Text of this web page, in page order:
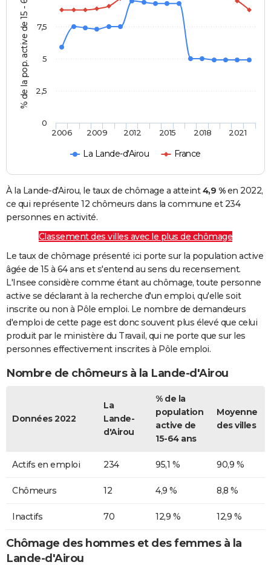
% de la pop. active de 15 - 64 ans
La Lande-d'Airou France
2006 2009 2012 2015 2018 2021
0
2,5
5
7,5
À la Lande-d'Airou, le taux de chômage a atteint4,9 %en 2022,
ce qui représente 12 chômeurs dans la commune et 234
personnes en activité.
Classement des villes avec le plus de chômage
Le taux de chômage présenté ici porte sur la population active
âgée de 15 à 64 ans et s'entend au sens du recensement.
L'Insee considère comme étant au chômage, toute personne
active se déclarant à la recherche d'un emploi, qu'elle soit
inscrite ou non à Pôle emploi. Le nombre de demandeurs
d'emploi de cette page est donc souvent plus élevé que celui
produit par le ministère du Travail, qui ne porte que sur les
personnes effectivement inscrites à Pôle emploi.
Nombre de chômeurs à la Lande-d'Airou
Données 2022
La
Lande-
d'Airou
% de la
population
active de
15-64 ans
Moyenne
des villes
Actifs en emploi 234 95,1 % 90,9 %
Chômeurs 12 4,9 % 8,8 %
Inactifs 70 12,9 % 12,9 %
Chômage des hommes et des femmes à la
Lande-d'Airou